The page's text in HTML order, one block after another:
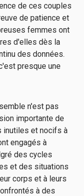
de ces couples
de patience et
femmes ont
d'elles dès la
des données.
presque une
n'est pas
importante de
inutiles et nocifs à
engagés à
des cycles
et des situations
corps et à leurs
à des